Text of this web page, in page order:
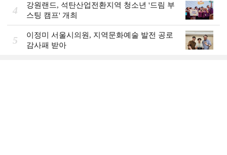
4
강원랜드, 석탄산업전환지역 청소년 '드림 부
스팅 캠프' 개최
5
이정미 서울시의원, 지역문화예술 발전 공로
감사패 받아